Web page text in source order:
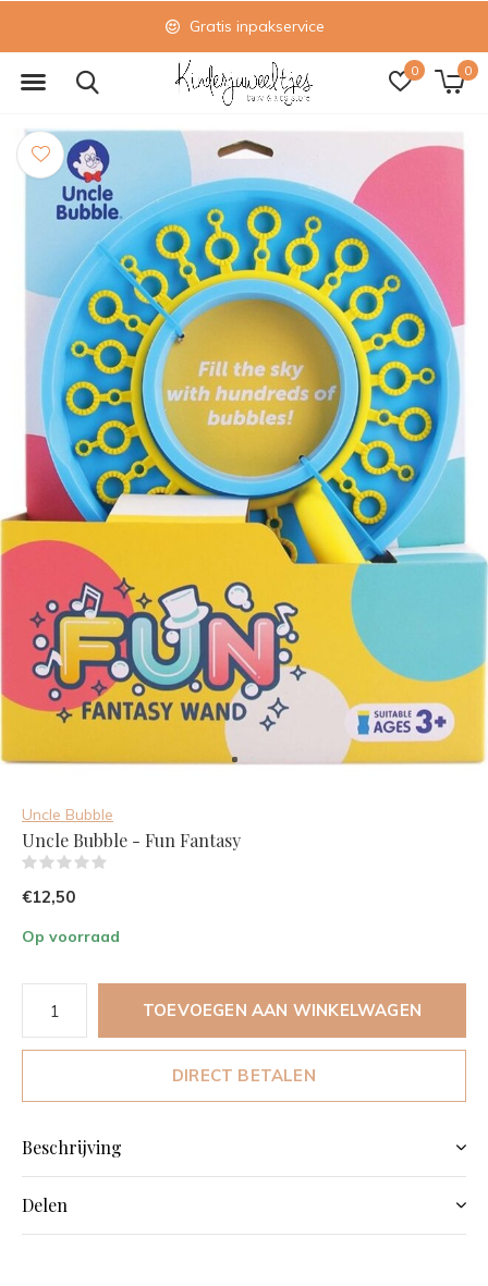
0 0
Gratis inpakservice
Uncle Bubble
Uncle Bubble - Fun Fantasy
€12,50
Op voorraad
TOEVOEGEN AAN WINKELWAGEN
DIRECT BETALEN
Beschrijving
Delen